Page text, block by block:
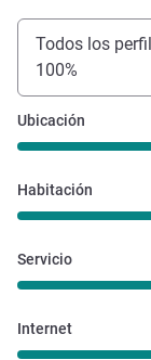
Todos los
100%
Ubicación
Habitación
Servicio
Internet